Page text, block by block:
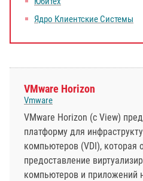
Ядро Клиентские Системы
VMware Horizon
Vmware
VMware Horizon (с View)
платформу для
компьютеров (VDI), которая
предоставление
компьютеров и приложений